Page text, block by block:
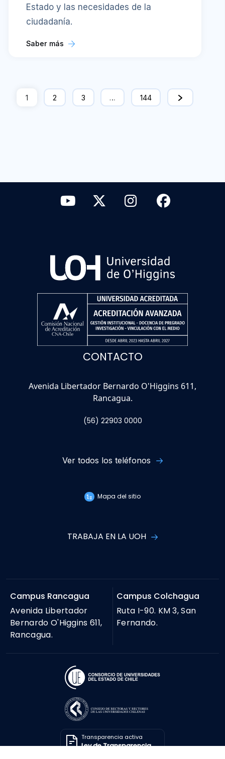
Estado y las necesidades de la
ciudadanía.
Saber más
1 2 3 … 144
CONTACTO
Avenida Libertador Bernardo O'Higgins 611,
Rancagua.
(56) 22903 0000
Ver todos los teléfonos
Mapa del sitio
TRABAJA EN LA UOH
Campus Rancagua
Avenida Libertador
Bernardo O'Higgins 611,
Rancagua.
Campus Colchagua
Ruta I-90. KM 3, San
Fernando.
Transparencia activa
Ley de Transparencia